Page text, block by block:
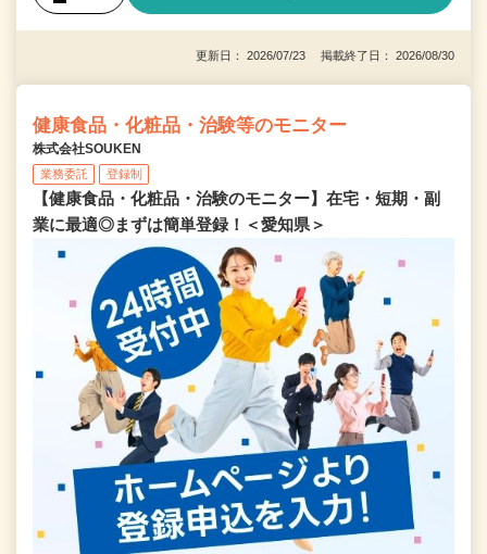
更新日： 2026/07/23 掲載終了日： 2026/08/30
健康食品・化粧品・治験等のモニター
株式会社SOUKEN
業務委託 登録制
【健康食品・化粧品・治験のモニター】在宅・短期・副
業に最適◎まずは簡単登録！＜愛知県＞